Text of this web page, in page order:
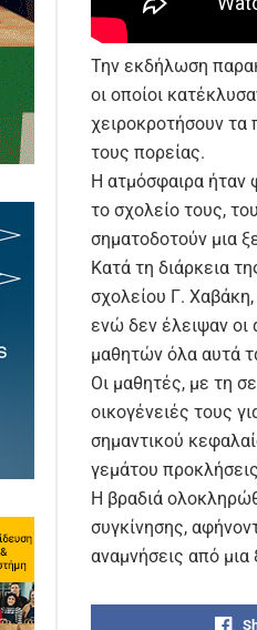
Την εκδήλωση
οι οποίοι
χειροκροτήσουν τα
τους πορείας.
Η ατμόσφαιρα ήταν
το σχολείο τους,
σηματοδοτούν μια
Κατά τη διάρκεια
σχολείου Γ.
ενώ δεν έλειψαν οι
μαθητών όλα αυτά
Οι μαθητές, με τη
οικογένειές τους
σημαντικού
γεμάτου
Η βραδιά
συγκίνησης,
αναμνήσεις από